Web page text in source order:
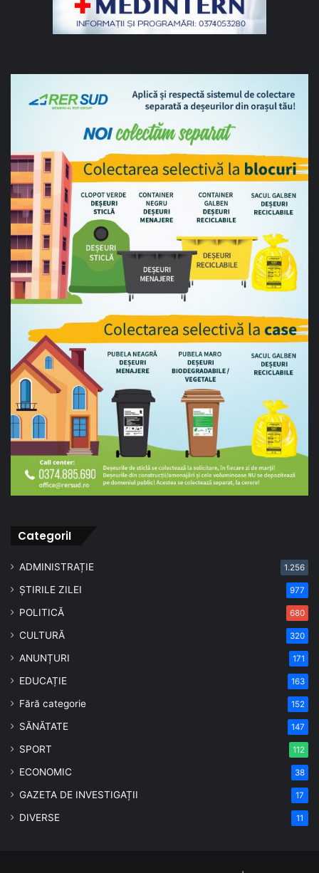
CategoriI
ADMINISTRAȚIE 1.256
ȘTIRILE ZILEI 977
POLITICĂ 680
CULTURĂ 320
ANUNȚURI 171
EDUCAȚIE 163
Fără categorie 152
SĂNĂTATE 147
SPORT 112
ECONOMIC 38
GAZETA DE INVESTIGAȚII 17
DIVERSE 11